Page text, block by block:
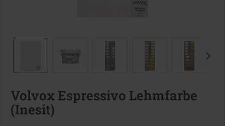
Volvox Espressivo Lehmfarbe
(Inesit)